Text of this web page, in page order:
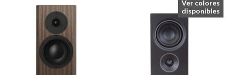
Ver colores
disponibles